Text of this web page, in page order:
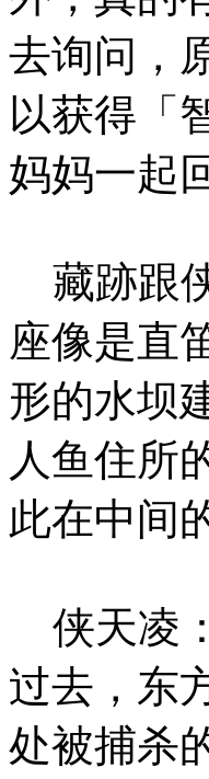
去询问，
以获得「
妈妈一起
藏跡跟
座像是直
形的水坝
人鱼住所
此在中间
侠天凌
过去，东
处被捕杀